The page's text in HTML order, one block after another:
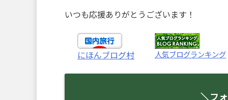
いつも応援ありがとうございます！
にほんブログ村 人気ブログランキング
＼フ